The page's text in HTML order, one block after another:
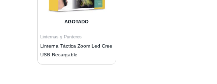
AGOTADO
Linternas y Punteros
Linterna Táctica Zoom Led Cree
USB Recargable